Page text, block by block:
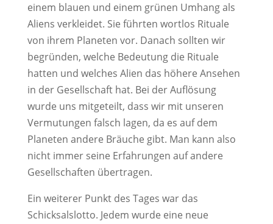
einem blauen und einem grünen Umhang als
Aliens verkleidet. Sie führten wortlos Rituale
von ihrem Planeten vor. Danach sollten wir
begründen, welche Bedeutung die Rituale
hatten und welches Alien das höhere Ansehen
in der Gesellschaft hat. Bei der Auflösung
wurde uns mitgeteilt, dass wir mit unseren
Vermutungen falsch lagen, da es auf dem
Planeten andere Bräuche gibt. Man kann also
nicht immer seine Erfahrungen auf andere
Gesellschaften übertragen.
Ein weiterer Punkt des Tages war das
Schicksalslotto. Jedem wurde eine neue